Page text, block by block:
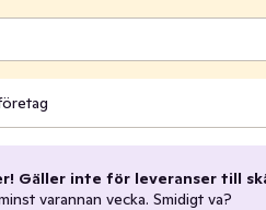
Gäller inte för leveranser till
varannan vecka. Smidigt va?